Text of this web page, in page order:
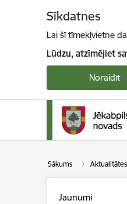
Sīkdatnes
Lai šī tīmekļvietne
Lūdzu, atzīmējiet
Noraidīt
Sākums Aktualitātes
Jaunumi